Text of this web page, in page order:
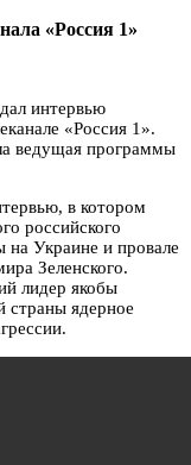
«Россия 1»
интервью
«Россия 1».
ведущая программы
в котором
российского
на Украине и провале
Зеленского.
лидер якобы
страны ядерное